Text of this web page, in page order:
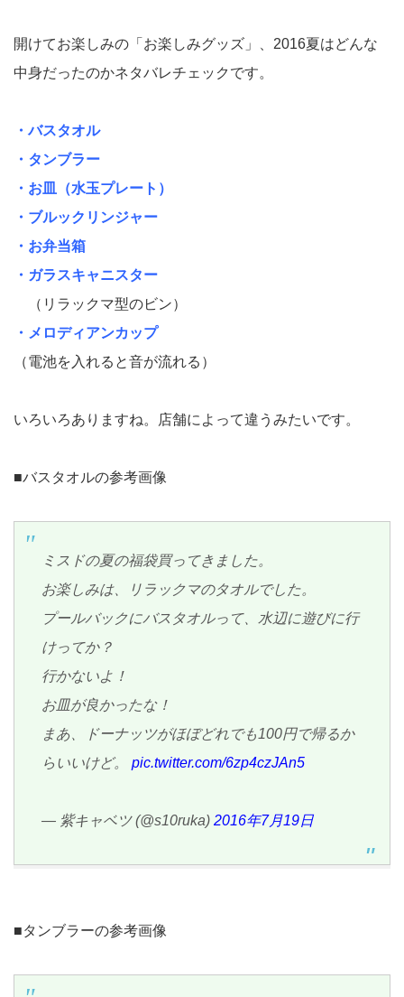
開けてお楽しみの「お楽しみグッズ」、2016夏はどんな
中身だったのかネタバレチェックです。
・バスタオル
・タンブラー
・お皿（水玉プレート）
・ブルックリンジャー
・お弁当箱
・ガラスキャニスター
（リラックマ型のビン）
・メロディアンカップ
（電池を入れると音が流れる）
いろいろありますね。店舗によって違うみたいです。
■バスタオルの参考画像
ミスドの夏の福袋買ってきました。
お楽しみは、リラックマのタオルでした。
プールバックにバスタオルって、水辺に遊びに行
けってか？
行かないよ！
お皿が良かったな！
まあ、ドーナッツがほぼどれでも100円で帰るか
らいいけど。 pic.twitter.com/6zp4czJAn5
— 紫キャベツ (@s10ruka) 2016年7月19日
■タンブラーの参考画像